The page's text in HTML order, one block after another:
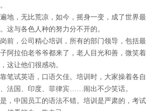
，无比荒凉，如今，摇身一变，成了世界最
这与各色人种的努力分不开的。
，公司精心培训，所有的部门领导，包括最
阿拉伯老爷爷都来了，老人目光和善，微笑着
这让他们很感动。
试英语，口语欠佳。培训时，大家操着各自
法国、印度、菲律宾……闹出不少笑话。
中国员工的语法不错。培训是严肃的，考试